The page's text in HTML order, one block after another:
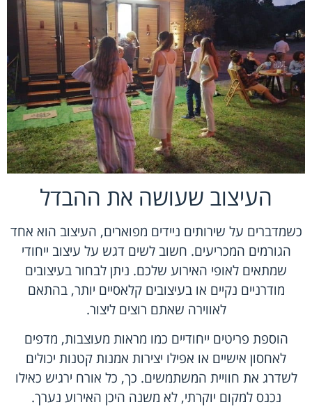
העיצוב שעושה את ההבדל
כשמדברים על שירותים ניידים מפוארים, העיצוב הוא אחד
הגורמים המכריעים. חשוב לשים דגש על עיצוב ייחודי
שמתאים לאופי האירוע שלכם. ניתן לבחור בעיצובים
מודרניים נקיים או בעיצובים קלאסיים יותר, בהתאם
לאווירה שאתם רוצים ליצור.
הוספת פריטים ייחודיים כמו מראות מעוצבות, מדפים
לאחסון אישיים או אפילו יצירות אמנות קטנות יכולים
לשדרג את חוויית המשתמשים. כך, כל אורח ירגיש כאילו
נכנס למקום יוקרתי, לא משנה היכן האירוע נערך.